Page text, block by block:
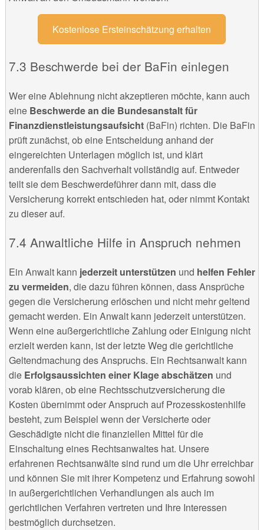
Kostenlose Ersteinschätzung erhalten
Beschwerde bei der BaFin einlegen
Wer eine Ablehnung nicht akzeptieren möchte, kann auch
eineBeschwerde an die Bundesanstalt für
Finanzdienstleistungsaufsicht(BaFin) richten. Die BaFin
prüft zunächst, ob eine Entscheidung anhand der
eingereichten Unterlagen möglich ist, und klärt
anderenfalls den Sachverhalt vollständig auf. Entweder
teilt sie dem Beschwerdeführer dann mit, dass die
Versicherung korrekt entschieden hat, oder nimmt Kontakt
zu dieser auf.
Anwaltliche Hilfe in Anspruch nehmen
Ein Anwalt kann jederzeit unterstützen und helfen Fehler
zu vermeiden, die dazu führen können, dass Ansprüche
gegen die Versicherung erlöschen und nicht mehr geltend
gemacht werden. Ein Anwalt kann jederzeit unterstützen.
Wenn eine außergerichtliche Zahlung oder Einigung nicht
erzielt werden kann, ist der letzte Weg die gerichtliche
Geltendmachung des Anspruchs. Ein Rechtsanwalt kann
die Erfolgsaussichten einer Klage abschätzen und
vorab klären, ob eine Rechtsschutzversicherung die
Kosten übernimmt oder Anspruch auf Prozesskostenhilfe
besteht, zum Beispiel wenn der Versicherte oder
Geschädigte nicht die finanziellen Mittel für die
Einschaltung eines Rechtsanwaltes hat. Unsere
erfahrenen Rechtsanwälte sind rund um die Uhr erreichbar
und können Sie mit ihrer Kompetenz und Erfahrung sowohl
in außergerichtlichen Verhandlungen als auch im
gerichtlichen Verfahren vertreten und Ihre Interessen
bestmöglich durchsetzen.